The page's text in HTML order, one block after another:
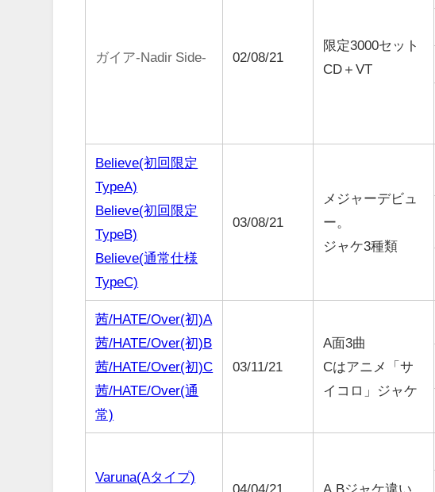
ガイア-Nadir Side- 02/08/21
限定3000セット
CD＋VT
Believe(初回限定
TypeA)
Believe(初回限定
TypeB)
Believe(通常仕様
TypeC)
03/08/21
メジャーデビュ
ー。
ジャケ3種類
茜/HATE/Over(初)A
茜/HATE/Over(初)B
茜/HATE/Over(初)C
茜/HATE/Over(通
常)
03/11/21
A面3曲
Cはアニメ「サ
イコロ」ジャケ
Varuna(Aタイプ)
04/04/21
A,Bジャケ違い